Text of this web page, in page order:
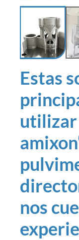
Estas
utilizar
amixon
nos